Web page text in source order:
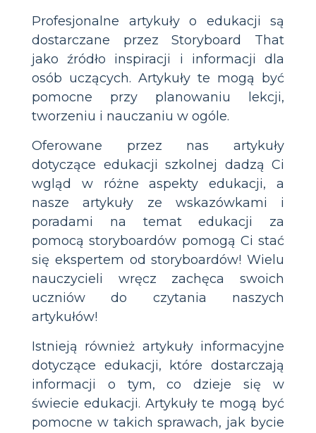
Profesjonalne artykuły o edukacji są
dostarczane przez Storyboard That
jako źródło inspiracji i informacji dla
osób uczących. Artykuły te mogą być
pomocne przy planowaniu lekcji,
tworzeniu i nauczaniu w ogóle.
Oferowane przez nas artykuły
dotyczące edukacji szkolnej dadzą Ci
wgląd w różne aspekty edukacji, a
nasze artykuły ze wskazówkami i
poradami na temat edukacji za
pomocą storyboardów pomogą Ci stać
się ekspertem od storyboardów! Wielu
nauczycieli wręcz zachęca swoich
uczniów do czytania naszych
artykułów!
Istnieją również artykuły informacyjne
dotyczące edukacji, które dostarczają
informacji o tym, co dzieje się w
świecie edukacji. Artykuły te mogą być
pomocne w takich sprawach, jak bycie